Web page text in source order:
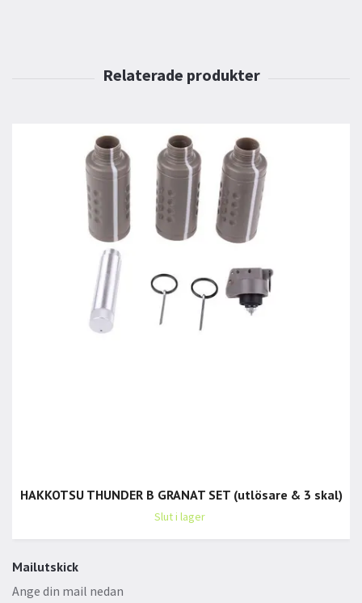
Mailutskick
Ange din mail nedan
HAKKOTSU THUNDER B GRANAT SET (utlösare & 3 skal)
Slut i lager